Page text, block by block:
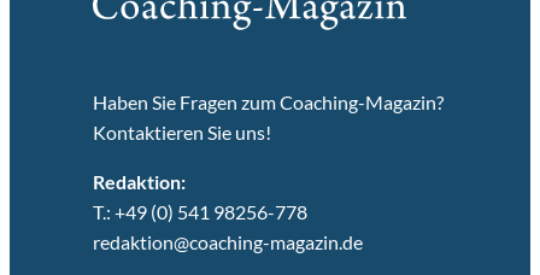
Haben Sie Fragen zum Coaching-Magazin?
Kontaktieren Sie uns!
Redaktion:
T.: +49 (0) 541 98256-778
redaktion@coaching-magazin.de